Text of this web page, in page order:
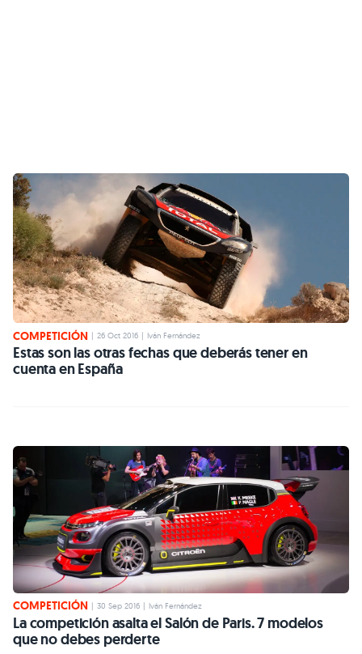
COMPETICIÓN | 26 Oct 2016 | Iván Fernández
Estas son las otras fechas que deberás tener en
cuenta en España
COMPETICIÓN | 30 Sep 2016 | Iván Fernández
La competición asalta el Salón de Paris. 7 modelos
que no debes perderte